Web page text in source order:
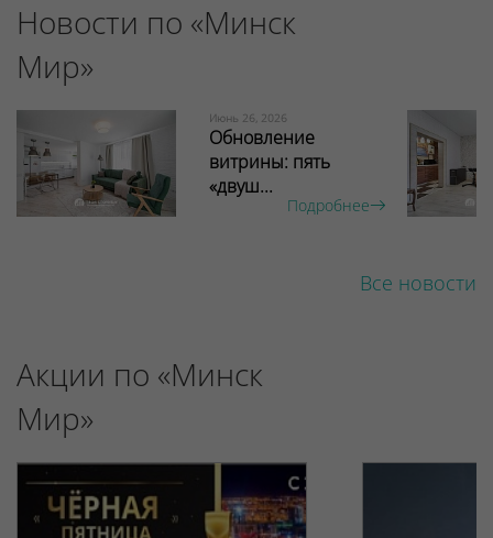
Новости по «Минск
Мир»
Июнь 26, 2026
Обновление
витрины: пять
«двуш...
Подробнее
Все новости
Акции по «Минск
Мир»